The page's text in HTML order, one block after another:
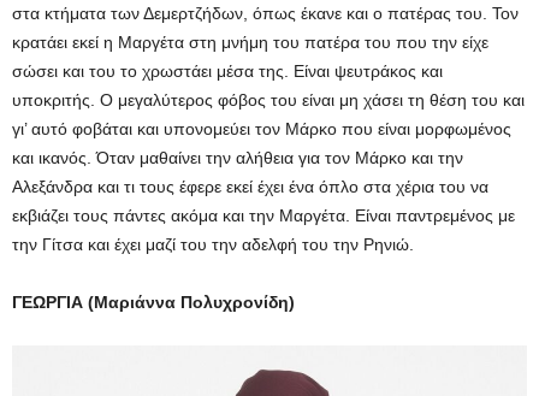
στα κτήματα των Δεμερτζήδων, όπως έκανε και ο πατέρας του. Τον
κρατάει εκεί η Μαργέτα στη μνήμη του πατέρα του που την είχε
σώσει και του το χρωστάει μέσα της. Είναι ψευτράκος και
υποκριτής. Ο μεγαλύτερος φόβος του είναι μη χάσει τη θέση του και
γι’ αυτό φοβάται και υπονομεύει τον Μάρκο που είναι μορφωμένος
και ικανός. Όταν μαθαίνει την αλήθεια για τον Μάρκο και την
Αλεξάνδρα και τι τους έφερε εκεί έχει ένα όπλο στα χέρια του να
εκβιάζει τους πάντες ακόμα και την Μαργέτα. Είναι παντρεμένος με
την Γίτσα και έχει μαζί του την αδελφή του την Ρηνιώ.
ΓΕΩΡΓΙΑ (Μαριάννα Πολυχρονίδη)